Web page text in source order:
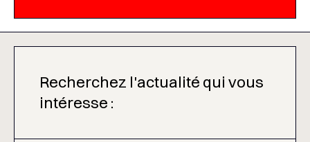
Recherchez l'actualité qui vous
intéresse :